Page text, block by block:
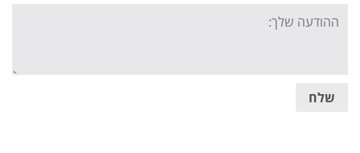
Your
message:
שלח